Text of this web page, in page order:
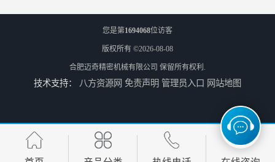
北京零配件机加工 迈奇精密机械 经验丰富 济南四轴零件加工服务 迈奇精密机械 批量订单可免费打样
您是第1694068位访客
版权所有 ©2026-08-08
合肥迈奇精密机械有限公司 保留所有权利.
技术支持： 八方资源网 免责声明 管理员入口 网站地图